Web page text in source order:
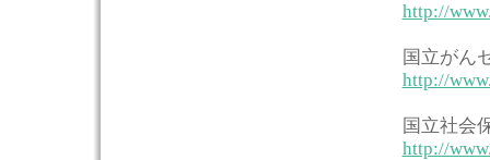
http://
国立がん
http://
国立社会
http://